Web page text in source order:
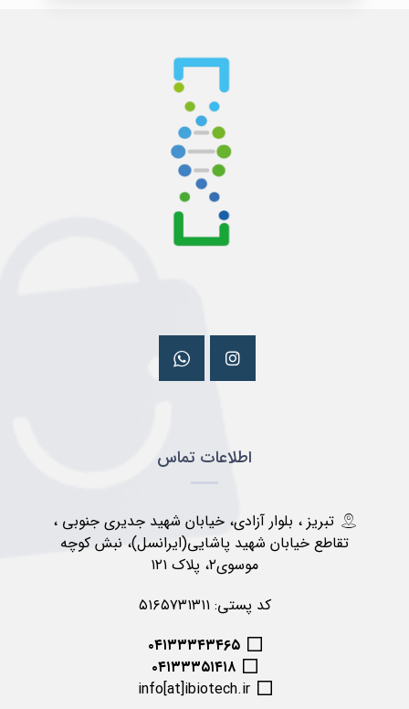
اطلاعات تماس
تبریز ، بلوار آزادی، خیابان شهید جدیری جنوبی ،
تقاطع خیابان شهید پاشایی(ایرانسل)، نبش کوچه
موسوی۲، پلاک ۱۲۱
کد پستی: ۵۱۶۵۷۳۱۳۱۱
۰۴۱۳۳۳۴۳۴۶۵
۰۴۱۳۳۳۵۱۴۱۸
info[at]ibiotech.ir